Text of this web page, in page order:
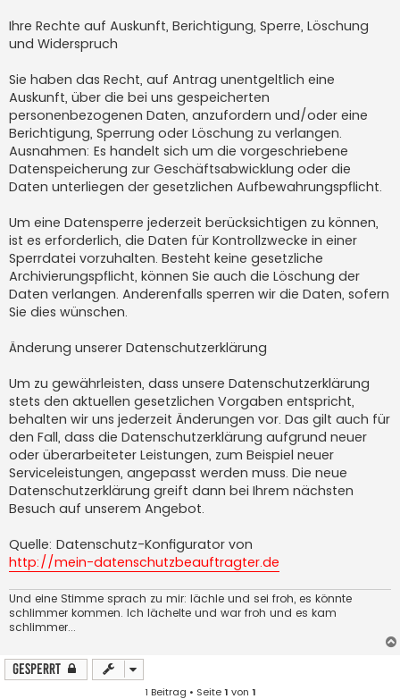
Ihre Rechte auf Auskunft, Berichtigung, Sperre, Löschung
und Widerspruch
Sie haben das Recht, auf Antrag unentgeltlich eine
Auskunft, über die bei uns gespeicherten
personenbezogenen Daten, anzufordern und/oder eine
Berichtigung, Sperrung oder Löschung zu verlangen.
Ausnahmen: Es handelt sich um die vorgeschriebene
Datenspeicherung zur Geschäftsabwicklung oder die
Daten unterliegen der gesetzlichen Aufbewahrungspflicht.
Um eine Datensperre jederzeit berücksichtigen zu können,
ist es erforderlich, die Daten für Kontrollzwecke in einer
Sperrdatei vorzuhalten. Besteht keine gesetzliche
Archivierungspflicht, können Sie auch die Löschung der
Daten verlangen. Anderenfalls sperren wir die Daten, sofern
Sie dies wünschen.
Änderung unserer Datenschutzerklärung
Um zu gewährleisten, dass unsere Datenschutzerklärung
stets den aktuellen gesetzlichen Vorgaben entspricht,
behalten wir uns jederzeit Änderungen vor. Das gilt auch für
den Fall, dass die Datenschutzerklärung aufgrund neuer
oder überarbeiteter Leistungen, zum Beispiel neuer
Serviceleistungen, angepasst werden muss. Die neue
Datenschutzerklärung greift dann bei Ihrem nächsten
Besuch auf unserem Angebot.
Quelle: Datenschutz-Konfigurator von
http://mein-datenschutzbeauftragter.de
Und eine Stimme sprach zu mir: lächle und sei froh, es könnte
schlimmer kommen. Ich lächelte und war froh und es kam
schlimmer...
Gesperrt
1 Beitrag • Seite1 von 1